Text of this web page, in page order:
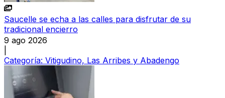
Saucelle se echa a las calles para disfrutar de su
tradicional encierro
9 ago 2026
Categoría: Vitigudino, Las Arribes y Abadengo